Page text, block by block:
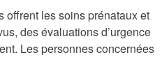
offrent les soins prénataux et
des évaluations d’urgence
Les personnes concernées